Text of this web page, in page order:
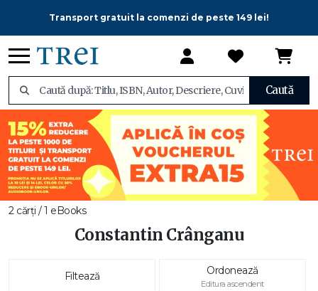
Transport gratuit la comenzi de peste 149 lei!
Caută
2 cărți / 1 eBooks
Constantin Crânganu
Filtează Ordonează
Editura ascendent